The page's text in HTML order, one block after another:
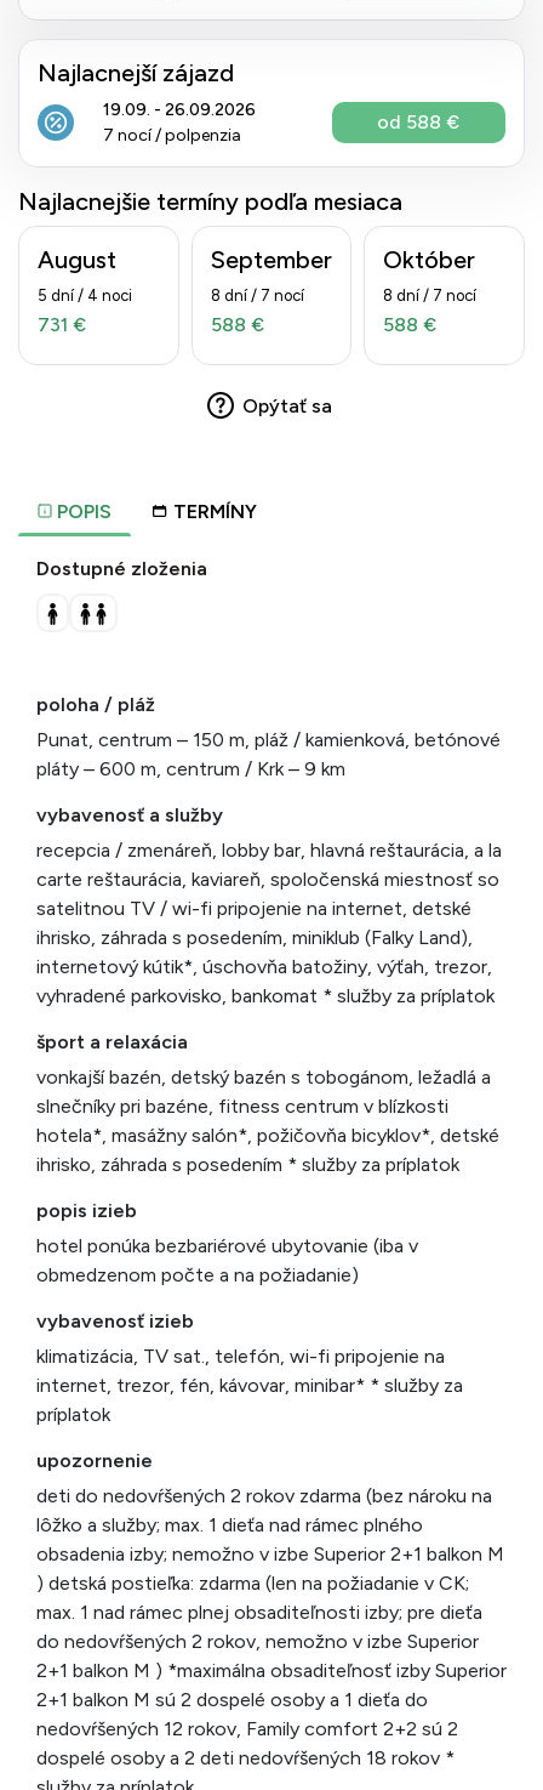
POPIS TERMÍNY
Dostupné zloženia
poloha / pláž
Punat, centrum – 150 m, pláž / kamienková, betónové
pláty – 600 m, centrum / Krk – 9 km
vybavenosť a služby
recepcia / zmenáreň, lobby bar, hlavná reštaurácia, a la
carte reštaurácia, kaviareň, spoločenská miestnosť so
satelitnou TV / wi-fi pripojenie na internet, detské
ihrisko, záhrada s posedením, miniklub (Falky Land),
internetový kútik*, úschovňa batožiny, výťah, trezor,
vyhradené parkovisko, bankomat * služby za príplatok
šport a relaxácia
vonkajší bazén, detský bazén s tobogánom, ležadlá a
slnečníky pri bazéne, fitness centrum v blízkosti
hotela*, masážny salón*, požičovňa bicyklov*, detské
ihrisko, záhrada s posedením * služby za príplatok
popis izieb
hotel ponúka bezbariérové ubytovanie (iba v
obmedzenom počte a na požiadanie)
vybavenosť izieb
klimatizácia, TV sat., telefón, wi-fi pripojenie na
internet, trezor, fén, kávovar, minibar* * služby za
príplatok
upozornenie
deti do nedovŕšených 2 rokov zdarma (bez nároku na
lôžko a služby; max. 1 dieťa nad rámec plného
obsadenia izby; nemožno v izbe Superior 2+1 balkon M
) detská postieľka: zdarma (len na požiadanie v CK;
max. 1 nad rámec plnej obsaditeľnosti izby; pre dieťa
do nedovŕšených 2 rokov, nemožno v izbe Superior
2+1 balkon M ) *maximálna obsaditeľnosť izby Superior
2+1 balkon M sú 2 dospelé osoby a 1 dieťa do
nedovŕšených 12 rokov, Family comfort 2+2 sú 2
dospelé osoby a 2 deti nedovŕšených 18 rokov *
Najlacnejší zájazd
19.09. - 26.09.2026
7 nocí / polpenzia
od 588 €
Najlacnejšie termíny podľa mesiaca
August
5 dní / 4 noci
731 €
September
8 dní / 7 nocí
588 €
Október
8 dní / 7 nocí
588 €
Opýtať sa